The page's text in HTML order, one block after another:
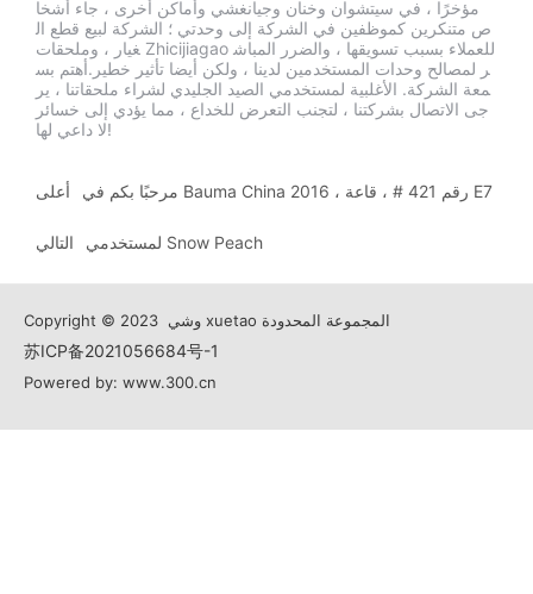
ا تأثير خطير.أهتم بسمعة الشركة. الأغلبية لمستخدمي الصيد الجلي
دي لشراء ملحقاتنا ، يرجى الاتصال بشركتنا ، لتجنب التعرض للخ
داع ، مما يؤدي إلى خسائر لا داعي لها!
مؤخرًا ، في سيتشوان وخنان وجيانغشي وأماكن أخرى ، جاء أشخا
ص متنكرين كموظفين في الشركة إلى وحدتي ؛ الشركة لبيع قطع ال
غيار ، وملحقات Zhicijiagao للعملاء بسبب تسويقها ، والضرر المباش
ر لمصالح وحدات المستخدمين لدينا ، ولكن أيضا تأثير خطير.أهتم بس
معة الشركة. الأغلبية لمستخدمي الصيد الجليدي لشراء ملحقاتنا ، ير
جى الاتصال بشركتنا ، لتجنب التعرض للخداع ، مما يؤدي إلى خسائر
لا داعي لها!
أعلى مرحبًا بكم في Bauma China 2016 ، رقم 421 # ، قاعة E7
التالي لمستخدمي Snow Peach
Copyright © 2023 وشي xuetao المجموعة المحدودة
苏ICP备2021056684号-1
Powered by: www.300.cn